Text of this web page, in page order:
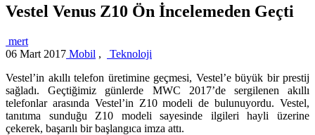
Vestel Venus Z10 Ön İncelemeden Geçti
mert
06 Mart 2017 Mobil ,
Teknoloji
Vestel’in akıllı telefon üretimine geçmesi, Vestel’e büyük bir prestij
sağladı. Geçtiğimiz günlerde MWC 2017’de sergilenen akıllı
telefonlar arasında Vestel’in Z10 modeli de bulunuyordu. Vestel,
tanıtıma sunduğu Z10 modeli sayesinde ilgileri hayli üzerine
çekerek, başarılı bir başlangıca imza attı.